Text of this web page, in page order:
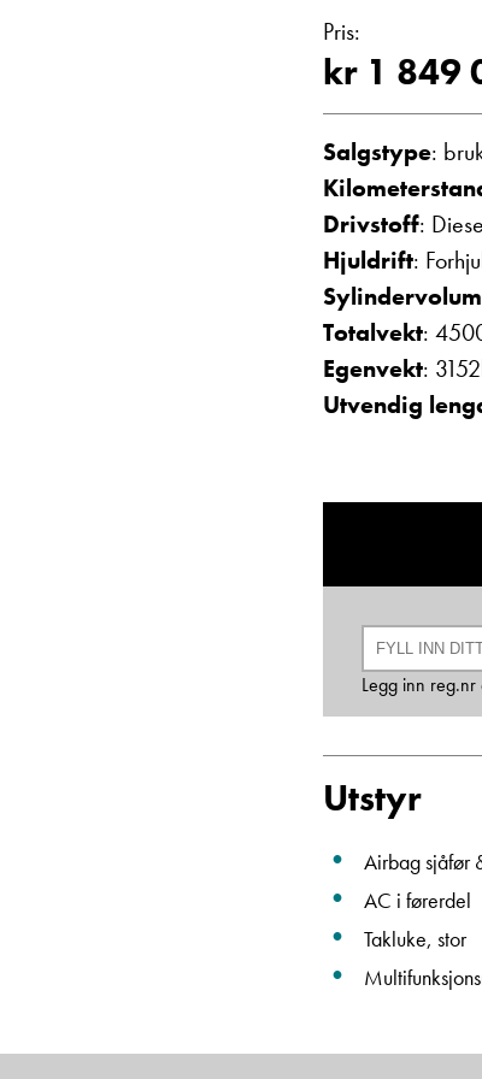
Vis
Janne
Vis
Pris:
kr 1 849
Salgstype:
Drivstoff:
Hjuldrift:
Sylindervolum
Totalvekt:
Egenvekt:
Utvendig
Legg inn
Utstyr
Airbag sjåfør
AC i førerdel
Takluke, stor